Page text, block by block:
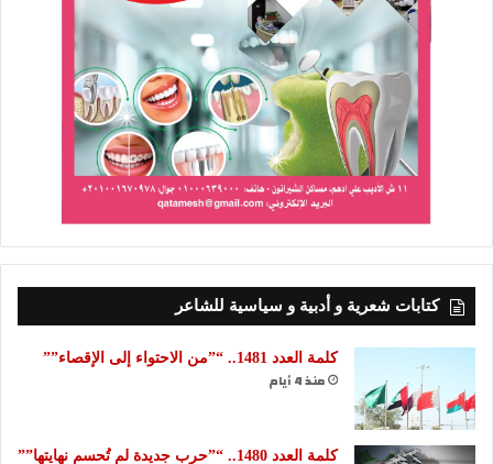
كتابات شعرية و أدبية و سياسية للشاعر
كلمة العدد 1481.. “”من الاحتواء إلى الإقصاء””
منذ 4 أيام
كلمة العدد 1480.. “”حرب جديدة لم تُحسم نهايتها””